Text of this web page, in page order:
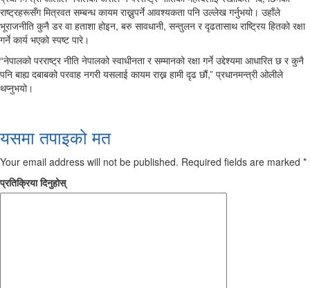
राष्ट्रहरूसँग मित्रवत सम्बन्ध कायम राख्नुपर्ने आवश्यकता पनि उल्लेख गर्नुभयो। उहाँले
भूराजनीति कुनै डर वा हताशा होइन, बरु सावधानी, सन्तुलन र दृढतासाथ राष्ट्रिय हितको रक्षा
गर्ने कार्य भएको स्पष्ट पारे।
“नेपालको परराष्ट्र नीति नेपालको स्वाधीनता र सम्मानको रक्षा गर्ने उद्देश्यमा आधारित छ र कुनै
पनि बाह्य दबाबको परवाह नगरी यसलाई कायम राख्न हामी दृढ छौं,” प्रधानमन्त्री ओलीले
थप्नुभयो।
यसमा तपाइको मत
Your email address will not be published. Required fields are marked *
प्रतिक्रिया दिनुहोस्